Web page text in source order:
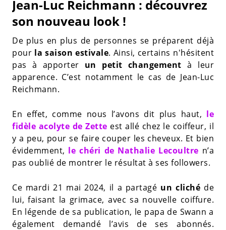
Jean-Luc Reichmann : découvrez
son nouveau look !
De plus en plus de personnes se préparent déjà
pour la saison estivale. Ainsi, certains n'hésitent
pas à apporter un petit changement à leur
apparence. C’est notamment le cas de Jean-Luc
Reichmann.
En effet, comme nous l’avons dit plus haut, le
fidèle acolyte de Zette est allé chez le coiffeur, il
y a peu, pour se faire couper les cheveux. Et bien
évidemment, le chéri de Nathalie Lecoultre n’a
pas oublié de montrer le résultat à ses followers.
Ce mardi 21 mai 2024, il a partagé un cliché de
lui, faisant la grimace, avec sa nouvelle coiffure.
En légende de sa publication, le papa de Swann a
également demandé l’avis de ses abonnés.